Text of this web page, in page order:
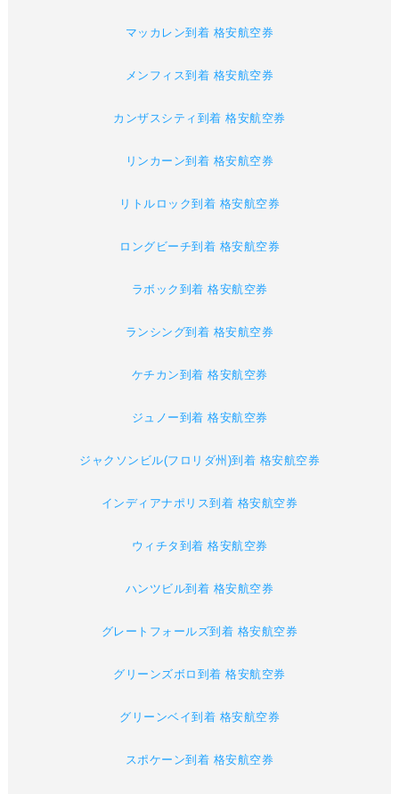
マッカレン到着 格安航空券
メンフィス到着 格安航空券
カンザスシティ到着 格安航空券
リンカーン到着 格安航空券
リトルロック到着 格安航空券
ロングビーチ到着 格安航空券
ラボック到着 格安航空券
ランシング到着 格安航空券
ケチカン到着 格安航空券
ジュノー到着 格安航空券
ジャクソンビル(フロリダ州)到着 格安航空券
インディアナポリス到着 格安航空券
ウィチタ到着 格安航空券
ハンツビル到着 格安航空券
グレートフォールズ到着 格安航空券
グリーンズボロ到着 格安航空券
グリーンベイ到着 格安航空券
スポケーン到着 格安航空券